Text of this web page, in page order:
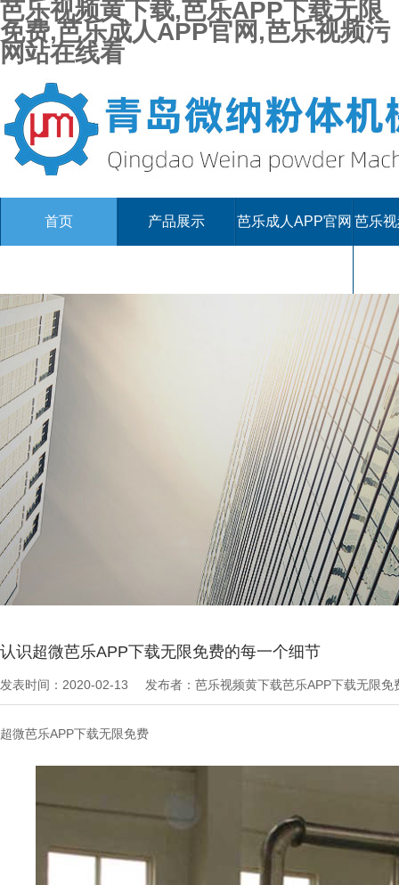
芭乐视频黄下载,芭乐APP下载无限
免费,芭乐成人APP官网,芭乐视频污
网站在线看
首页 产品展示 芭乐成人APP官网 芭乐
芭乐APP下载无限免费文章>最新资讯
认识超微芭乐APP下载无限免费的每一个细节
发表时间：2020-02-13 发布者：芭乐视频黄下载芭乐APP下载无限
超微芭乐APP下载无限免费